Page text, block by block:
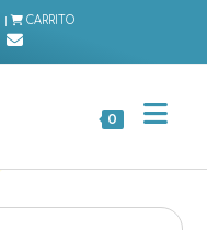
| CARRITO
0